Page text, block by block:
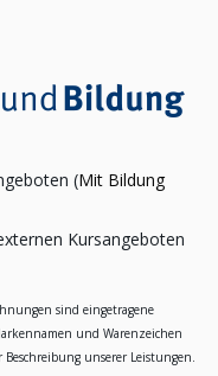
(Mit Bildung
Kursangeboten
sind eingetragene
und Warenzeichen
unserer Leistungen.